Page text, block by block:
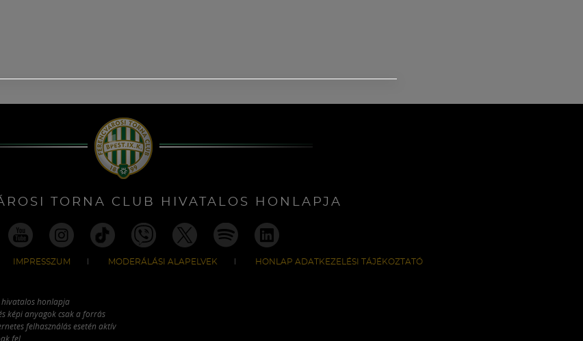
TORNA CLUB HIVATALOS HONLAPJA
IMPRESSZUM MODERÁLÁSI ALAPELVEK HONLAP ADATKEZELÉSI TÁJÉKOZTATÓ
hivatalos honlapja
képi anyagok csak a forrás
felhasználás esetén aktív
fel.